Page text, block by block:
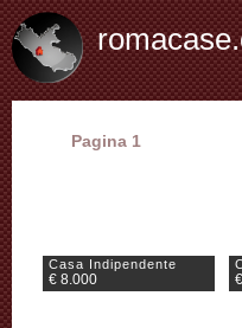
Pagina 1
Casa Indipendente
€ 8.000